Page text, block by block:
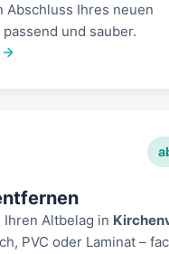
Abschluss Ihres neuen
und sauber.
Altbelag in
PVC oder Laminat –